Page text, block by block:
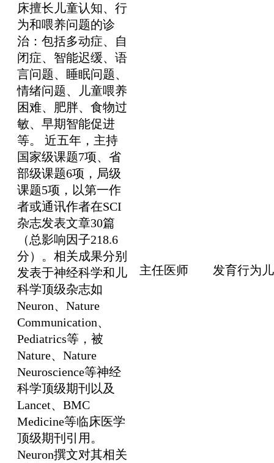
床擅长儿童认知、行
为和喂养问题的诊
治：包括多动症、自
闭症、智能迟缓、语
言问题、睡眠问题、
情绪问题、儿童喂养
困难、肥胖、食物过
敏、早期智能促进
等。 近五年，主持
国家级课题7项、省
部级课题6项，局级
课题5项，以第一作
者或通讯作者在SCI
杂志发表文章30篇
（总影响因子218.6
分）。相关成果分别
发表于神经科学和儿
科学顶级杂志如
Neuron、Nature
Communication、
Pediatrics等，被
Nature、Nature
Neuroscience等神经
科学顶级期刊以及
Lancet、BMC
Medicine等临床医学
顶级期刊引用。
Neuron撰文对其相关
主任医师 发育行为